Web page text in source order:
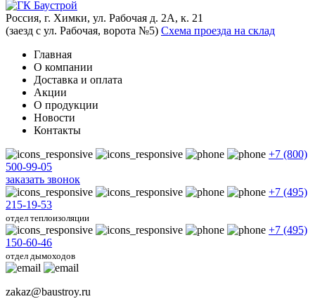
Россия, г. Химки, ул. Рабочая д. 2А, к. 21
(заезд с ул. Рабочая, ворота №5) Схема проезда на склад
Главная
О компании
Доставка и оплата
Акции
О продукции
Новости
Контакты
+7 (800)
500-99-05
заказать звонок
+7 (495)
215-19-53
отдел теплоизоляции
+7 (495)
150-60-46
отдел дымоходов
zakaz@baustroy.ru